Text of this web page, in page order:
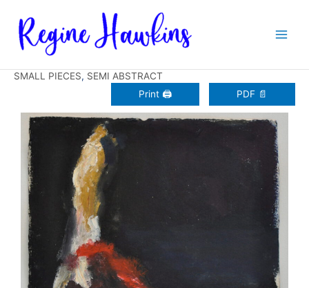
Inhalt
springen
SMALL PIECES, SEMI ABSTRACT
Print 🖨
PDF 📄